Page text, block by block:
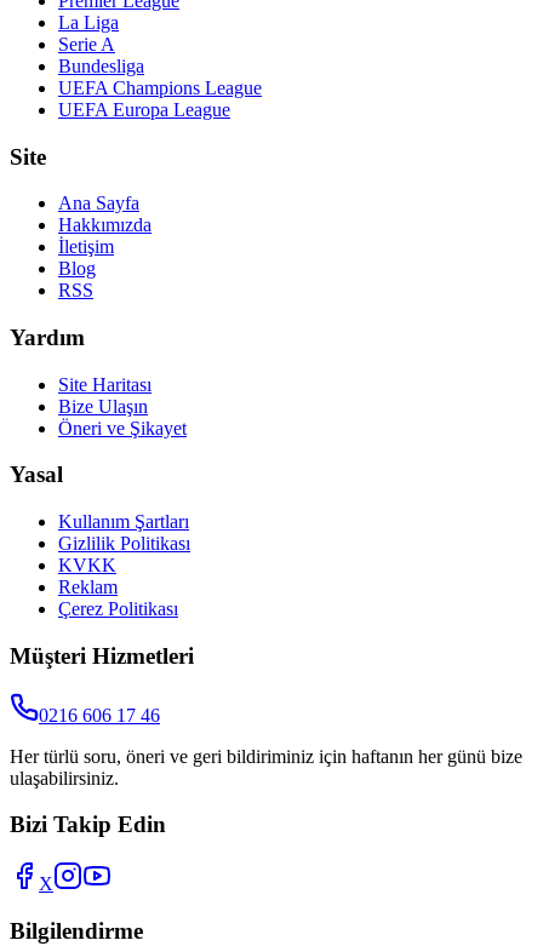
La Liga
Serie A
Bundesliga
UEFA Champions League
UEFA Europa League
Site
Ana Sayfa
Hakkımızda
İletişim
Blog
RSS
Yardım
Site Haritası
Bize Ulaşın
Öneri ve Şikayet
Yasal
Kullanım Şartları
Gizlilik Politikası
KVKK
Reklam
Çerez Politikası
Müşteri Hizmetleri
0216 606 17 46
Her türlü soru, öneri ve geri bildiriminiz için haftanın her günü bize
ulaşabilirsiniz.
Bizi Takip Edin
X
Bilgilendirme